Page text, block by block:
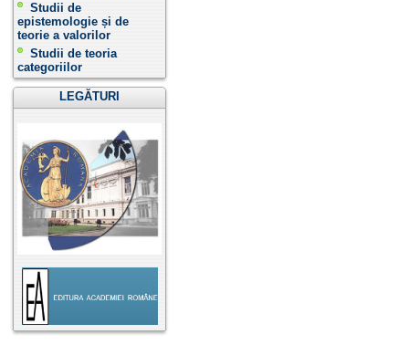
Studii de
epistemologie și de
teorie a valorilor
Studii de teoria
categoriilor
LEGĂTURI